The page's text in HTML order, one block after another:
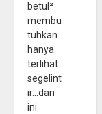
betul²
membu
tuhkan
hanya
terlihat
segelint
ir...dan
ini